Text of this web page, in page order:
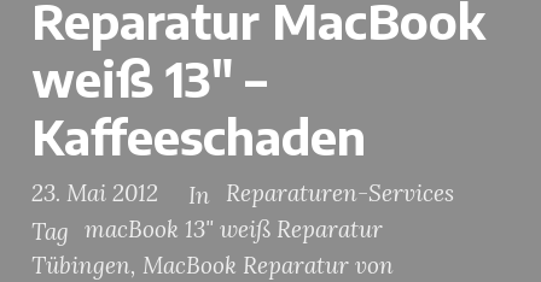
Reparatur MacBook
weiß 13″ –
Kaffeeschaden
23. Mai 2012 In
Reparaturen-Services
Tag macBook 13" weiß Reparatur
Tübingen, MacBook Reparatur von